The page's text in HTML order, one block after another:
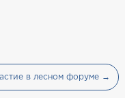
в лесном форуме →